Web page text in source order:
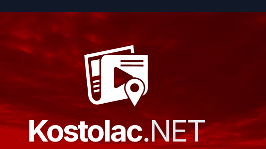
Kostolac.NET